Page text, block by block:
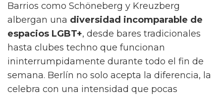
Barrios como Schöneberg y Kreuzberg
albergan una diversidad incomparable de
espacios LGBT+, desde bares tradicionales
hasta clubes techno que funcionan
ininterrumpidamente durante todo el fin de
semana. Berlín no solo acepta la diferencia, la
celebra con una intensidad que pocas